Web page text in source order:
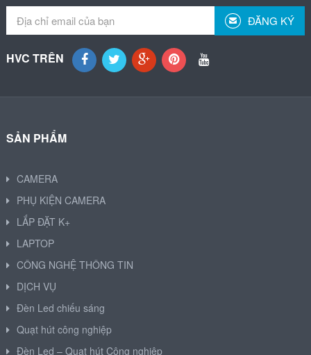
ĐĂNG KÝ
HVC TRÊN
SẢN PHẨM
CAMERA
PHỤ KIỆN CAMERA
LẮP ĐẶT K+
LAPTOP
CÔNG NGHỆ THÔNG TIN
DỊCH VỤ
Đèn Led chiếu sáng
Quạt hút công nghiệp
Đèn Led – Quạt hút Công nghiệp